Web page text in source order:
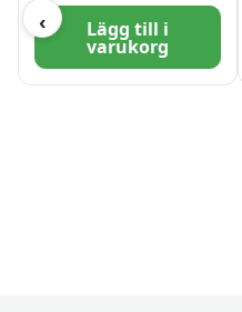
‹
Lägg till i
varukorg